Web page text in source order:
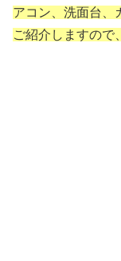
アコン、洗面台、
ご紹介しますので